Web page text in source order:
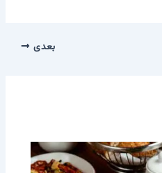
بعدی